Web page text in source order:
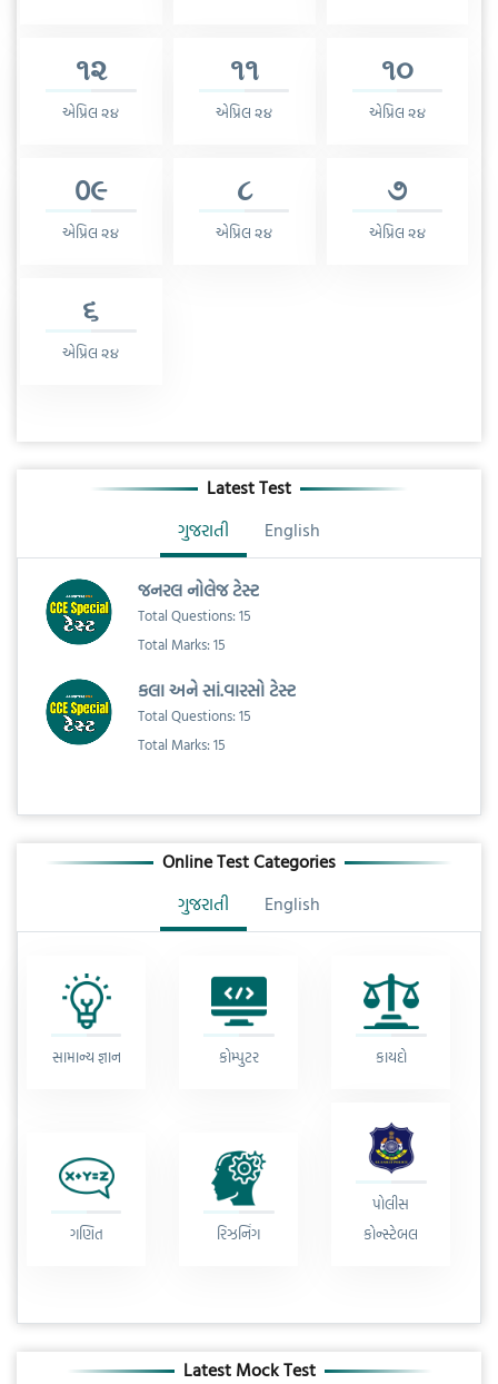
૧૨
એપ્રિલ ૨૪
૧૧
એપ્રિલ ૨૪
૧૦
એપ્રિલ ૨૪
0૯
એપ્રિલ ૨૪
૮
એપ્રિલ ૨૪
૭
એપ્રિલ ૨૪
૬
એપ્રિલ ૨૪
Latest Test
ગુજરાતી
English
જનરલ નોલેજ ટેસ્ટ
Total Questions: 15
Total Marks: 15
કલા અને સાં.વારસો ટેસ્ટ
Total Questions: 15
Total Marks: 15
Online Test Categories
ગુજરાતી
English
સામાન્ય જ્ઞાન કોમ્પુટર કાયદો
ગણિત રિઝનિંગ
પોલીસ
કોન્સ્ટેબલ
Latest Mock Test